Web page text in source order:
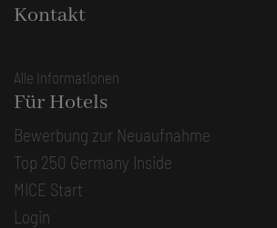
Kontakt
Alle Informationen
Für Hotels
Bewerbung zur Neuaufnahme
Top 250 Germany Inside
MICE Start
Login